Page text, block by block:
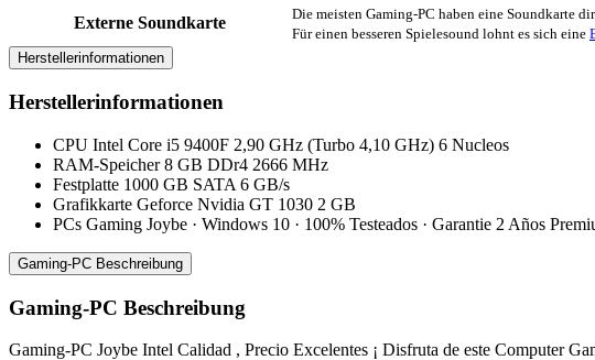
Externe Soundkarte
Die meisten Gaming-PC haben eine Soundkarte
Für einen besseren Spielesound lohnt es sich eine
Herstellerinformationen
Herstellerinformationen
CPU Intel Core i5 9400F 2,90 GHz (Turbo 4,10 GHz) 6 Nucleos
RAM-Speicher 8 GB DDr4 2666 MHz
Festplatte 1000 GB SATA 6 GB/s
Grafikkarte Geforce Nvidia GT 1030 2 GB
PCs Gaming Joybe · Windows 10 · 100% Testeados · Garantie 2 Años
Gaming-PC Beschreibung
Gaming-PC Beschreibung
Gaming-PC Joybe Intel Calidad , Precio Excelentes ¡ Disfruta de este Computer